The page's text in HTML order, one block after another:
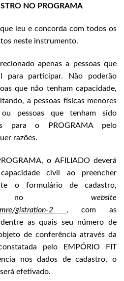
NO PROGRAMA
leu e concorda com todos os
neste instrumento.
apenas a pessoas que
para participar. Não poderão
que não tenham capacidade,
a pessoas físicas menores
pessoas que tenham sido
para o PROGRAMA pelo
razões.
o AFILIADO deverá
civil ao preencher
o formulário de cadastro,
no website
gistration-2 , com as
as quais seu número de
de conferência através da
pelo EMPÓRIO FIT
nos dados de cadastro, o
efetivado.